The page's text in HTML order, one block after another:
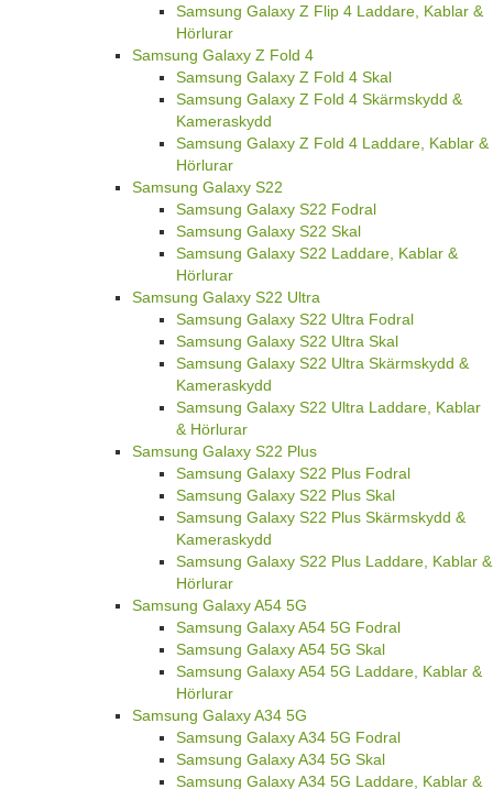
Samsung Galaxy Z Flip 4 Laddare, Kablar &
Hörlurar
Samsung Galaxy Z Fold 4
Samsung Galaxy Z Fold 4 Skal
Samsung Galaxy Z Fold 4 Skärmskydd &
Kameraskydd
Samsung Galaxy Z Fold 4 Laddare, Kablar &
Hörlurar
Samsung Galaxy S22
Samsung Galaxy S22 Fodral
Samsung Galaxy S22 Skal
Samsung Galaxy S22 Laddare, Kablar &
Hörlurar
Samsung Galaxy S22 Ultra
Samsung Galaxy S22 Ultra Fodral
Samsung Galaxy S22 Ultra Skal
Samsung Galaxy S22 Ultra Skärmskydd &
Kameraskydd
Samsung Galaxy S22 Ultra Laddare, Kablar
& Hörlurar
Samsung Galaxy S22 Plus
Samsung Galaxy S22 Plus Fodral
Samsung Galaxy S22 Plus Skal
Samsung Galaxy S22 Plus Skärmskydd &
Kameraskydd
Samsung Galaxy S22 Plus Laddare, Kablar &
Hörlurar
Samsung Galaxy A54 5G
Samsung Galaxy A54 5G Fodral
Samsung Galaxy A54 5G Skal
Samsung Galaxy A54 5G Laddare, Kablar &
Hörlurar
Samsung Galaxy A34 5G
Samsung Galaxy A34 5G Fodral
Samsung Galaxy A34 5G Skal
Samsung Galaxy A34 5G Laddare, Kablar &